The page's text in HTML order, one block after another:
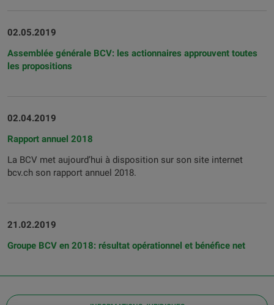
02.05.2019
Assemblée générale BCV: les actionnaires approuvent toutes
les propositions
02.04.2019
Rapport annuel 2018
La BCV met aujourd’hui à disposition sur son site internet
bcv.ch son rapport annuel 2018.
21.02.2019
Groupe BCV en 2018: résultat opérationnel et bénéfice net